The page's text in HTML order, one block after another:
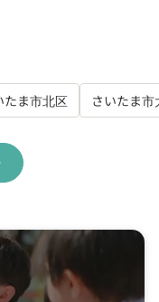
たま市北区 さいたま市